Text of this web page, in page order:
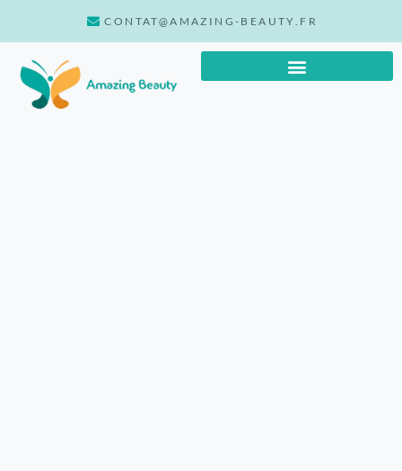
CONTAT@AMAZING-BEAUTY.FR